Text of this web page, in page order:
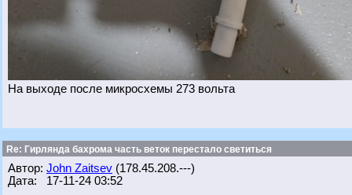
На выходе после микросхемы 273 вольта
Re: Гирлянда бахрома часть веток перестало светиться
Автор: John Zaitsev (178.45.208.---)
Дата: 17-11-24 03:52